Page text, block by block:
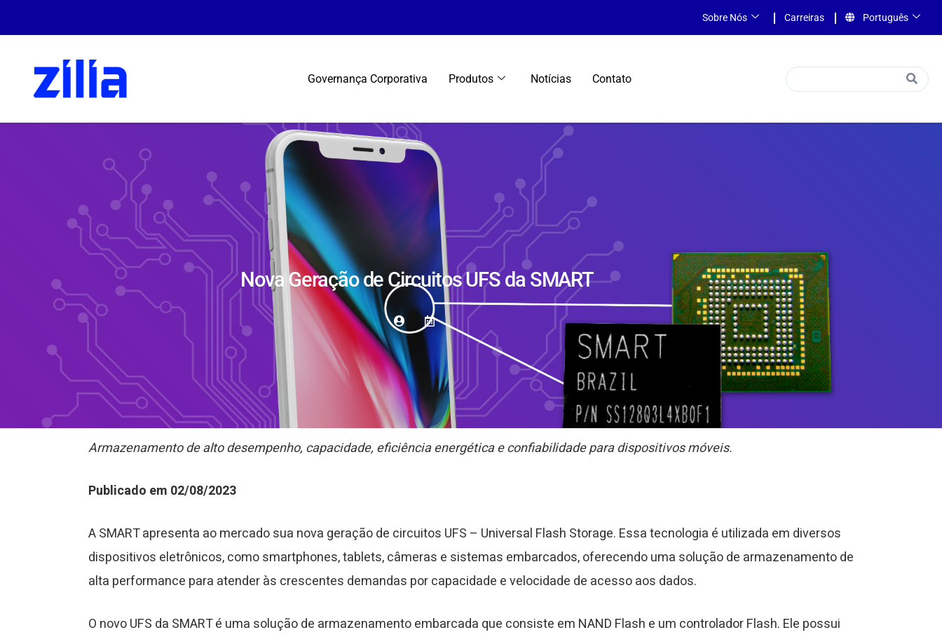
Sobre Nós Carreiras Português
Governança Corporativa Produtos Notícias Contato
Nova Geração de Circuitos UFS da SMART
Armazenamento de alto desempenho, capacidade, eficiência energética e confiabilidade para dispositivos móveis.
Publicado em 02/08/2023
A SMART apresenta ao mercado sua nova geração de circuitos UFS – Universal Flash Storage. Essa tecnologia é utilizada em diversos
dispositivos eletrônicos, como smartphones, tablets, câmeras e sistemas embarcados, oferecendo uma solução de armazenamento de
alta performance para atender às crescentes demandas por capacidade e velocidade de acesso aos dados.
O novo UFS da SMART é uma solução de armazenamento embarcada que consiste em NAND Flash e um controlador Flash. Ele possui